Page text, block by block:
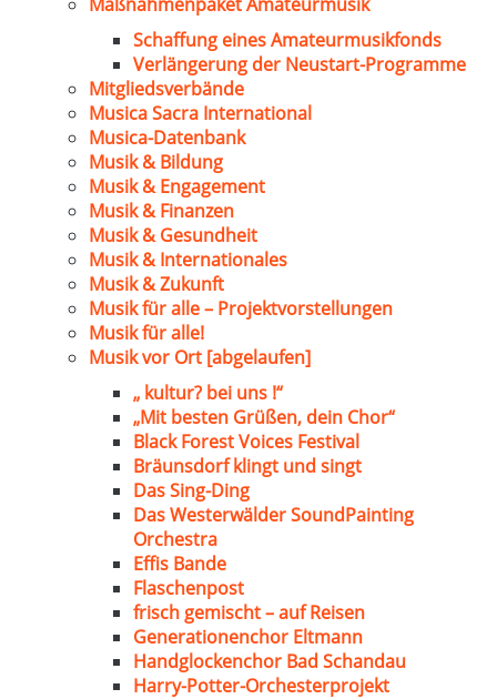
Schaffung eines Amateurmusikfonds
Verlängerung der Neustart-Programme
Mitgliedsverbände
Musica Sacra International
Musica-Datenbank
Musik & Bildung
Musik & Engagement
Musik & Finanzen
Musik & Gesundheit
Musik & Internationales
Musik & Zukunft
Musik für alle – Projektvorstellungen
Musik für alle!
Musik vor Ort [abgelaufen]
„ kultur? bei uns !“
„Mit besten Grüßen, dein Chor“
Black Forest Voices Festival
Bräunsdorf klingt und singt
Das Sing-Ding
Das Westerwälder SoundPainting
Orchestra
Effis Bande
Flaschenpost
frisch gemischt – auf Reisen
Generationenchor Eltmann
Handglockenchor Bad Schandau
Harry-Potter-Orchesterprojekt